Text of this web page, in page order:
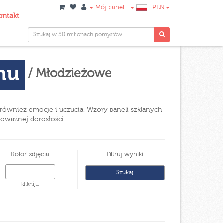
Mój panel PLN
/ Młodzieżowe
emocje i uczucia. Wzory paneli szklanych
dorosłości.
Kolor zdjęcia
kliknij...
Filtruj wyniki